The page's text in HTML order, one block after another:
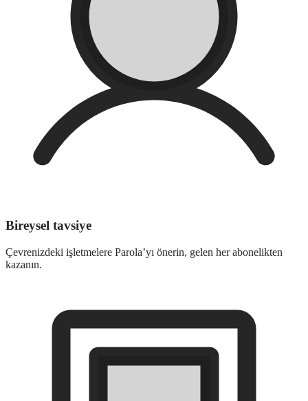
Bireysel tavsiye
Çevrenizdeki işletmelere Parola’yı önerin, gelen her abonelikten
kazanın.